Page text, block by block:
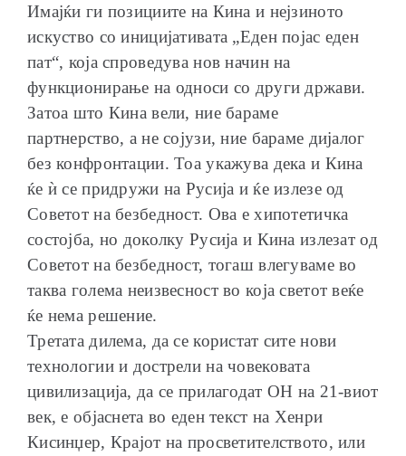
Имајќи ги позициите на Кина и нејзиното
искуство со иницијативата „Еден појас еден
пат“, која спроведува нов начин на
функционирање на односи со други држави.
Затоа што Кина вели, ние бараме
партнерство, а не сојузи, ние бараме дијалог
без конфронтации. Тоа укажува дека и Кина
ќе ѝ се придружи на Русија и ќе излезе од
Советот на безбедност. Ова е хипотетичка
состојба, но доколку Русија и Кина излезат од
Советот на безбедност, тогаш влегуваме во
таква голема неизвесност во која светот веќе
ќе нема решение.
Третата дилема, да се користат сите нови
технологии и дострели на човековата
цивилизација, да се прилагодат ОН на 21-виот
век, е објаснета во еден текст на Хенри
Кисинџер, Крајот на просветителството, или